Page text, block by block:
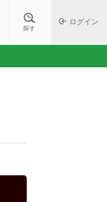
探す
ログイン